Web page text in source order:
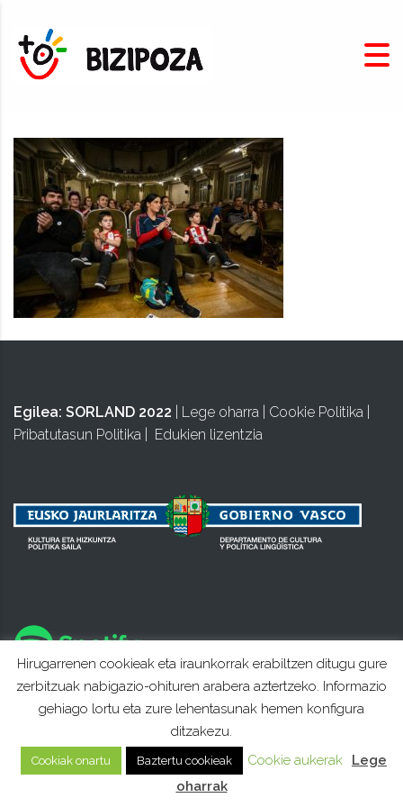
Egilea: SORLAND 2022 Lege oharra Cookie Politika
Pribatutasun Politika
Edukien lizentzia
Hirugarrenen cookieak eta iraunkorrak erabiltzen ditugu gure
zerbitzuak nabigazio-ohituren arabera aztertzeko. Informazio
gehiago lortu eta zure lehentasunak hemen konfigura
ditzakezu.
Cookiak onartu Baztertu cookieak Cookie aukerak
Lege
oharrak